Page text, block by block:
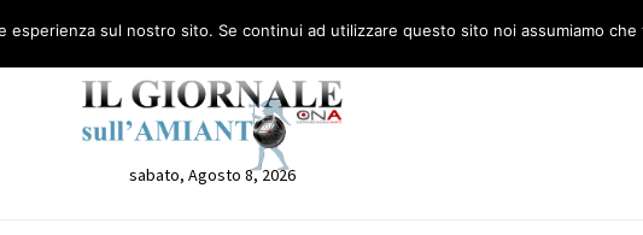
Consulenza legale gratuita: civile, penale e lavoro Segnala – AGN Segnala – Repac
sabato, Agosto 8, 2026
sul nostro sito. Se continui ad utilizzare questo sito noi assumiamo